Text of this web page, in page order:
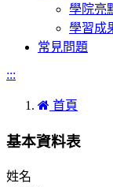
學院亮
學習成
常見問題
:::
首頁
基本資料表
姓名